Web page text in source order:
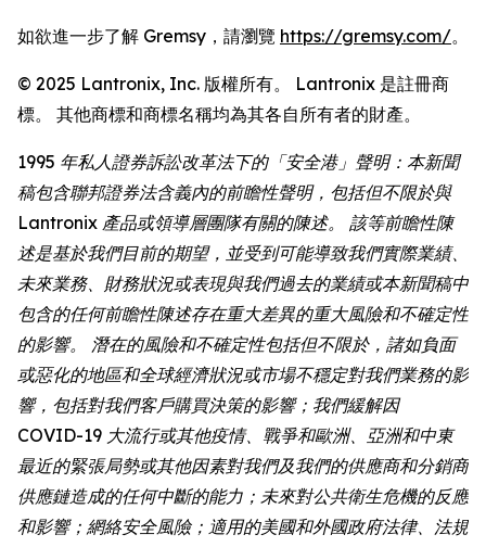
如欲進一步了解 Gremsy，請瀏覽 https://gremsy.com/。
© 2025 Lantronix, Inc. 版權所有。 Lantronix 是註冊商
標。 其他商標和商標名稱均為其各自所有者的財產。
1995 年私人證券訴訟改革法下的「安全港」聲明：本新聞
稿包含聯邦證券法含義內的前瞻性聲明，包括但不限於與
Lantronix 產品或領導層團隊有關的陳述。 該等前瞻性陳
述是基於我們目前的期望，並受到可能導致我們實際業績、
未來業務、財務狀況或表現與我們過去的業績或本新聞稿中
包含的任何前瞻性陳述存在重大差異的重大風險和不確定性
的影響。 潛在的風險和不確定性包括但不限於，諸如負面
或惡化的地區和全球經濟狀況或市場不穩定對我們業務的影
響，包括對我們客戶購買決策的影響；我們緩解因
COVID-19 大流行或其他疫情、戰爭和歐洲、亞洲和中東
最近的緊張局勢或其他因素對我們及我們的供應商和分銷商
供應鏈造成的任何中斷的能力；未來對公共衛生危機的反應
和影響；網絡安全風險；適用的美國和外國政府法律、法規